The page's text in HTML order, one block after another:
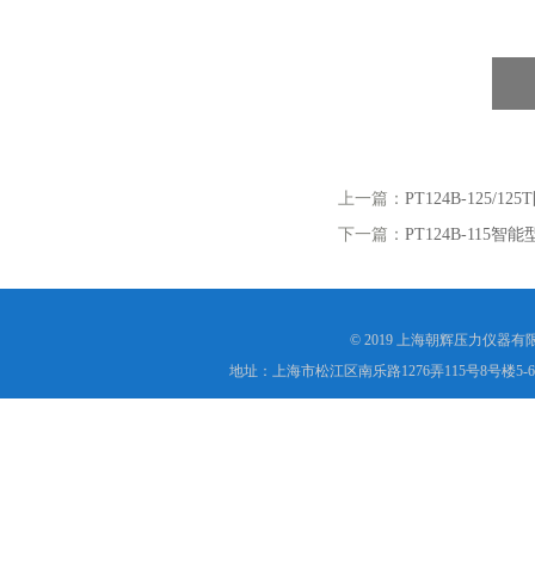
上一篇： PT124B-125/
下一篇： PT124B-115智能
© 2019 上海朝辉压力仪器有
地址：上海市松江区南乐路1276弄115号8号楼5-